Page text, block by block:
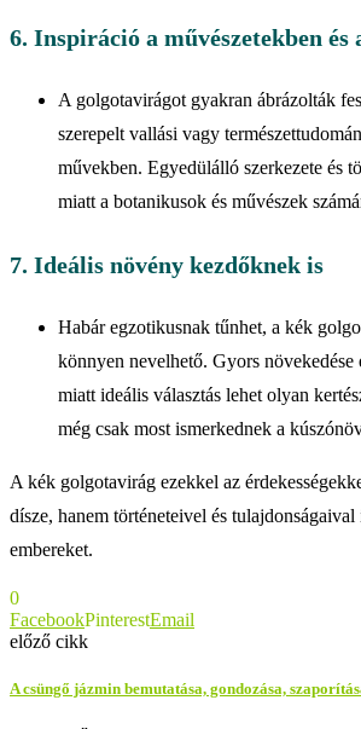
6. Inspiráció a művészetekben és
A golgotavirágot gyakran ábrázolták
szerepelt vallási vagy
művekben. Egyedülálló szerkezete és
miatt a botanikusok és művészek
7. Ideális növény kezdőknek is
Habár egzotikusnak tűnhet, a kék
könnyen nevelhető. Gyors növekedése
miatt ideális választás lehet olyan
még csak most ismerkednek a
A kék golgotavirág ezekkel az
dísze, hanem történeteivel és
embereket.
0
FacebookPinterestEmail
előző cikk
A csüngő jázmin bemutatása, gondozása,